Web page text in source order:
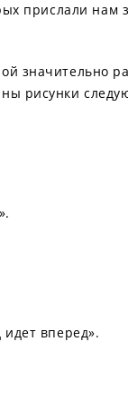
прислали
значительно
рисунки
вперед».